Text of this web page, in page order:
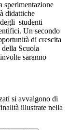
sperimentazione
didattiche
studenti
Un secondo
di crescita
Scuola
saranno
si avvalgono di
illustrate nella